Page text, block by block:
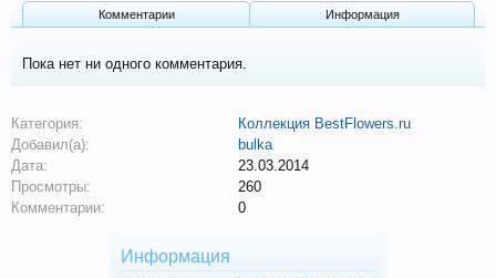
Комментарии Информация
Пока нет ни одного комментария.
Категория:
Коллекция BestFlowers.ru
Добавил(а):
bulka
Дата:
23.03.2014
Просмотры:
260
Комментарии:
0
Информация